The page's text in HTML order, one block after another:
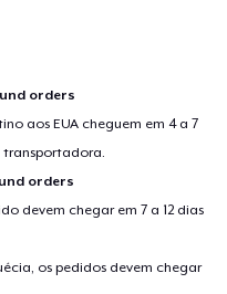
orders
aos EUA cheguem em 4 a 7
orders
devem chegar em 7 a 12 dias
os pedidos devem chegar